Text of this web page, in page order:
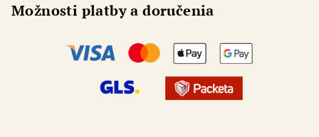
Možnosti platby a doručenia